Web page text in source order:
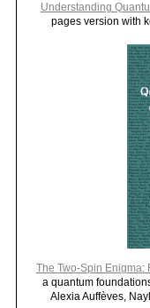
Understanding
pages version with
The Two-Spin Enigma:
a quantum
Alexia Auffèves,